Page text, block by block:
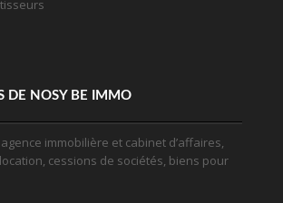
DE NOSY BE IMMO
immobilière et cabinet d’affaires,
cessions de sociétés, biens pour